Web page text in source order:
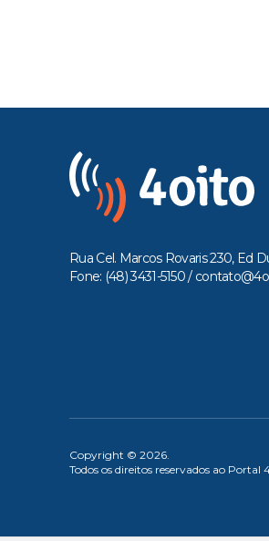
Rua Cel. Marcos Rovaris 230, Ed
Fone: (48) 3431-5150 /
Copyright © 2026.
Todos os direitos reservados ao Portal